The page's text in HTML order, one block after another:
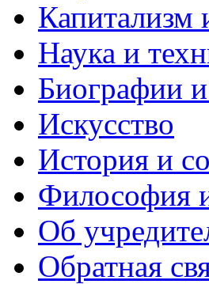
Капитализм
Наука и
Биографии
Искусство
История и
Философия
Об
Обратная